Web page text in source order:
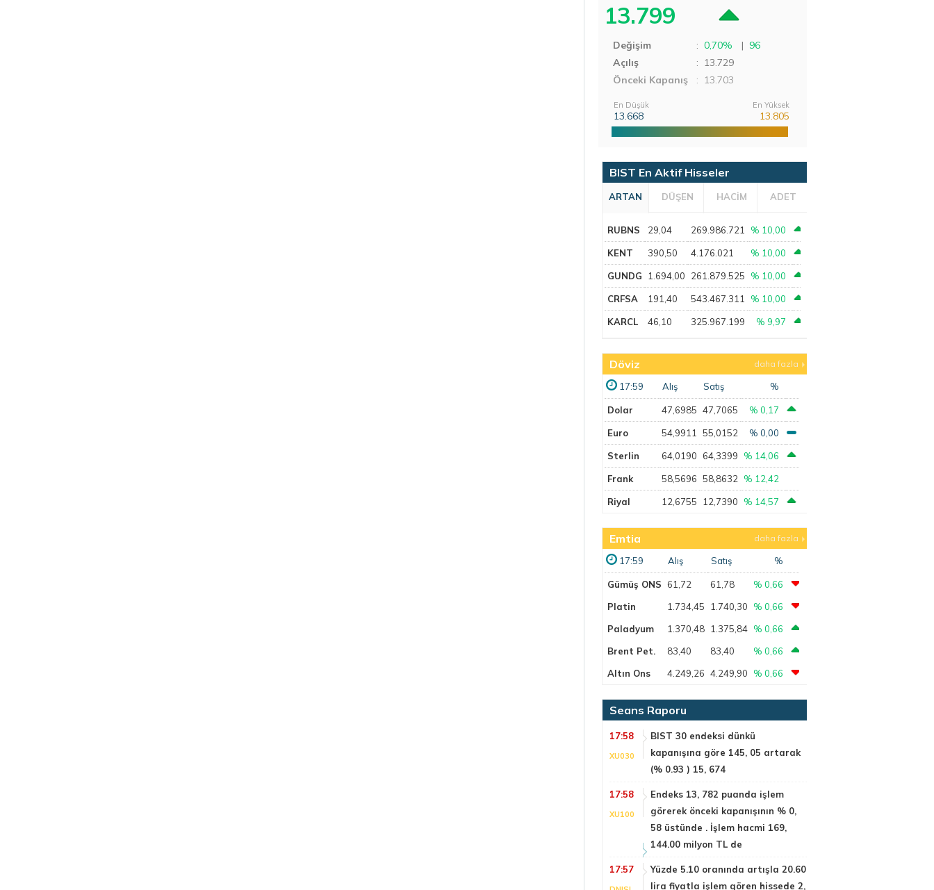
13.799
Değişim : 0,70% | 96
Açılış
: 13.729
Önceki Kapanış
: 13.703
En Düşük
13.668
En Yüksek
13.805
BIST En Aktif Hisseler
ARTAN DÜŞEN HACİM ADET
RUBNS 29,04 269.986.721 % 10,00
KENT 390,50 4.176.021 % 10,00
GUNDG 1.694,00 261.879.525 % 10,00
CRFSA 191,40 543.467.311 % 10,00
KARCL 46,10 325.967.199 % 9,97
Döviz daha fazla
17:59 Alış Satış %
Dolar 47,6985 47,7065 % 0,17
Euro 54,9911 55,0152 % 0,00
Sterlin 64,0190 64,3399 % 14,06
Frank 58,5696 58,8632 % 12,42
Riyal 12,6755 12,7390 % 14,57
Emtia daha fazla
17:59 Alış Satış %
Gümüş ONS 61,72 61,78
% 0,66
Platin
1.734,45 1.740,30
% 0,66
Paladyum
1.370,48 1.375,84 % 0,66
Brent Pet.
83,40 83,40
% 0,66
Altın Ons
4.249,26 4.249,90 % 0,66
Seans Raporu
17:58
XU030
BIST 30 endeksi dünkü
kapanışına göre 145, 05 artarak
(% 0.93 ) 15, 674
17:58
XU100
Endeks 13, 782 puanda işlem
görerek önceki kapanışının % 0,
58 üstünde . İşlem hacmi 169,
144.00 milyon TL de
17:57
Yüzde 5.10 oranında artışla 20.60
lira fiyatla işlem gören hissede 2,